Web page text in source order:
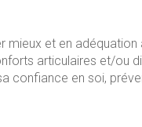
mieux et en
articulaires et/ou
confiance en soi,